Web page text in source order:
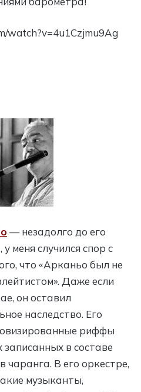
watch?v=4u1Czjmu9Ag
— незадолго до его
меня случился спор с
что «Арканьо был не
Даже если
он оставил
наследство. Его
риффы
в составе
чаранга. В его оркестре,
музыканты,